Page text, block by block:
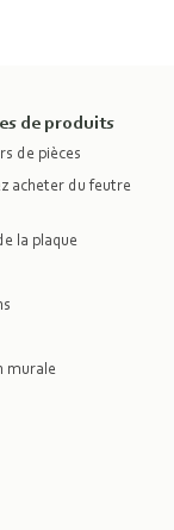
de produits
de pièces
acheter du feutre
la plaque
murale